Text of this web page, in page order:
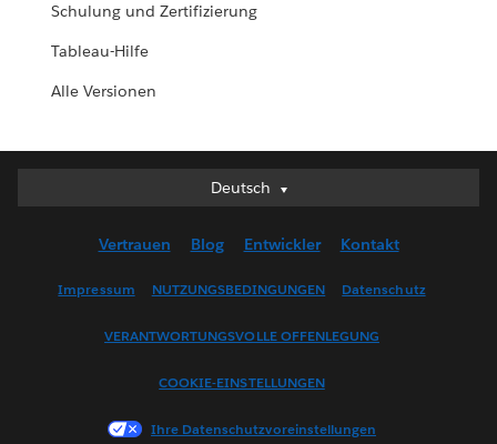
Schulung und Zertifizierung
Tableau-Hilfe
Alle Versionen
Deutsch
Deutsch
English (US)
Français (France)
한국어
Vertrauen Blog Entwickler Kontakt
Impressum NUTZUNGSBEDINGUNGEN Datenschutz
VERANTWORTUNGSVOLLE OFFENLEGUNG
COOKIE-EINSTELLUNGEN
Ihre Datenschutzvoreinstellungen